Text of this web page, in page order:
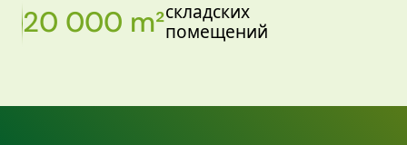
20 000 m²складских
помещений